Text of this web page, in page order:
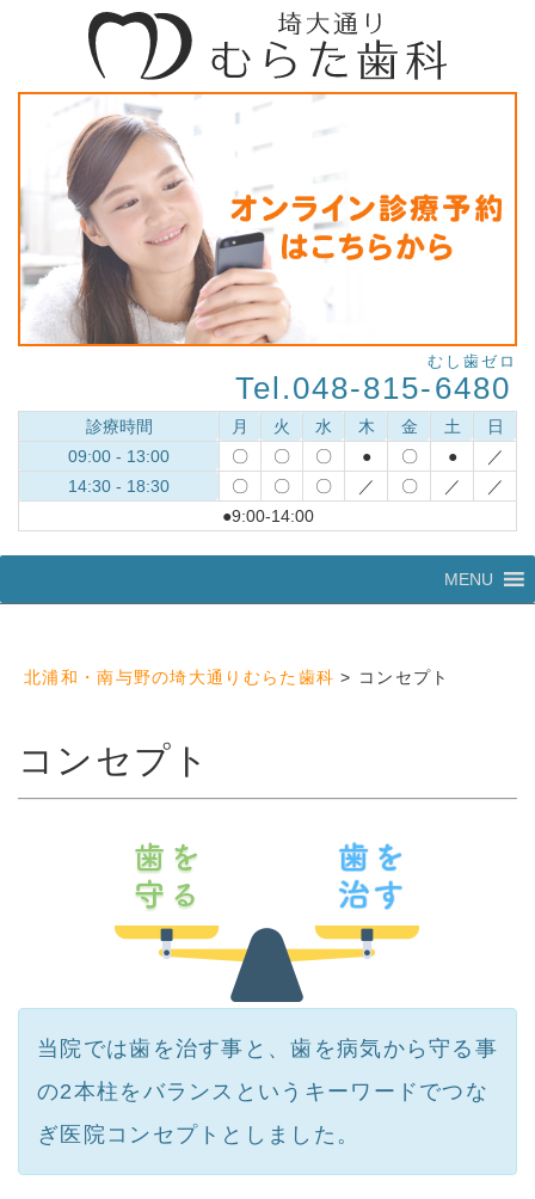
Tel.048-815-6480
むし歯ゼロ
診療時間 月 火 水 木 金 土
日
09:00 - 13:00
〇 〇 〇 ● 〇 ●
／
14:30 - 18:30
〇 〇 〇 ／ 〇 ／
／
●9:00-14:00
へ
MENU
北浦和・南与野の埼大通りむらた歯科 > コンセプト
コンセプト
当院では歯を治す事と、歯を病気から守る事
の2本柱をバランスというキーワードでつな
ぎ医院コンセプトとしました。